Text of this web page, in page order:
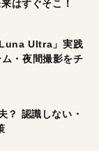
はすぐそこ！
Ultra」実践
・夜間撮影をチ
？ 認識しない・